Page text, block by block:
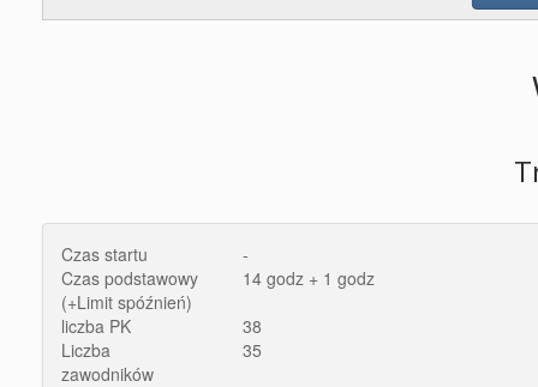
Czas startu
-
Czas podstawowy
(+Limit spóźnień)
14 godz + 1 godz
liczba PK
38
Liczba
zawodników
35